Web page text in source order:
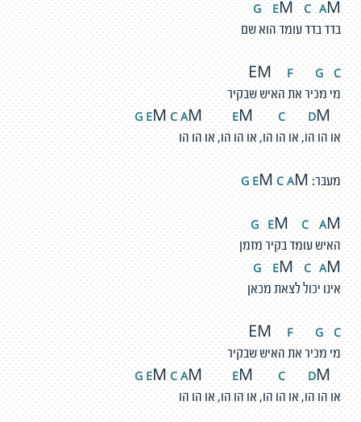
G EM C AM
בדד בדד עומד הוא שם
EM F G C
מי מכיר את האיש שבקיר
EM C AM EM C DM
או הו הו, או הו הו, או הו הו, או הו הו
מעבר: EM C AM
G EM C AM
האיש עומד בקיר מזמן
G EM C AM
אינו יכול לצאת מכאן
EM F G C
מי מכיר את האיש שבקיר
EM CAM EM C DM
או הו הו, או הו הו, או הו הו, או הו הו